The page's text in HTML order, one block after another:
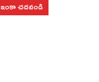
ఇంకా చదవండి